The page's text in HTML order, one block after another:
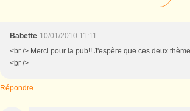
Babette 10/01/2010 11:11
<br /> Merci pour la pub!! J'espère que ces deux
<br />
Répondre